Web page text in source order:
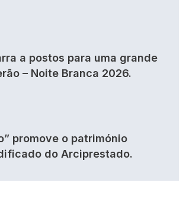
a postos para uma grande
– Noite Branca 2026.
promove o património
do Arciprestado.